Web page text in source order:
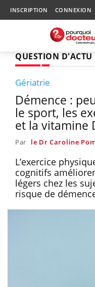
INSCRIPTION CONNEXION
QUESTION D'ACTU
Gériatrie
Démence :
le sport, les
et la vitamine
Par le Dr Caroline
L’exercice
cognitifs
légers chez les
risque de